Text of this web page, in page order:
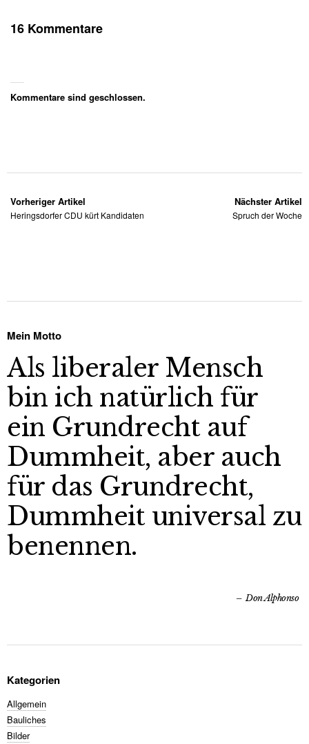
16 Kommentare
Kommentare sind geschlossen.
Vorheriger Artikel
Heringsdorfer CDU kürt Kandidaten
Nächster Artikel
Spruch der Woche
Mein Motto
Als liberaler Mensch
bin ich natürlich für
ein Grundrecht auf
Dummheit, aber auch
für das Grundrecht,
Dummheit universal zu
benennen.
Don Alphonso
Kategorien
Allgemein
Bauliches
Bilder